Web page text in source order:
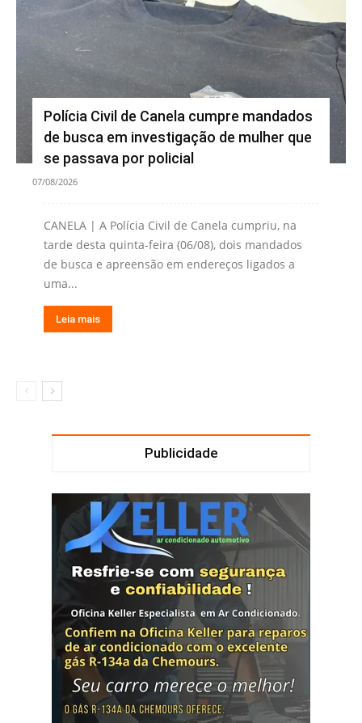
Polícia Civil de Canela cumpre mandados
de busca em investigação de mulher que
se passava por policial
07/08/2026
CANELA | A Polícia Civil de Canela cumpriu, na
tarde desta quinta-feira (06/08), dois mandados
de busca e apreensão em endereços ligados a
uma...
Leia mais
Publicidade